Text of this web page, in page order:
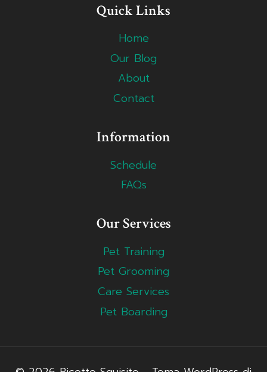
Quick Links
Home
Our Blog
About
Contact
Information
Schedule
FAQs
Our Services
Pet Training
Pet Grooming
Care Services
Pet Boarding